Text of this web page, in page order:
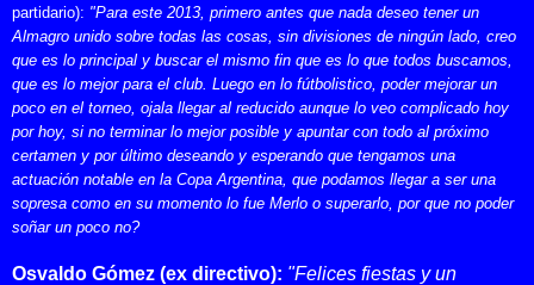
partidario): "Para este 2013 , primero antes que nada deseo tener un
Almagro unido sobre todas las cosas, sin divisiones de ningún lado, creo
que es lo principal y buscar el mismo fin que es lo que todos buscamos,
que es lo mejor para el club. Luego en lo fútbolistico, poder mejorar un
poco en el torneo, ojala llegar al reducido aunque lo veo complicado hoy
por hoy, si no terminar lo mejor posible y apuntar con todo al próximo
certamen y por último deseando y esperando que tengamos una
actuación notable en la Copa Argentina, que podamos llegar a ser una
sopresa como en su momento lo fue Merlo o superarlo, por que no poder
soñar un poco no?
Osvaldo Gómez (ex directivo): "Felices fiestas y un